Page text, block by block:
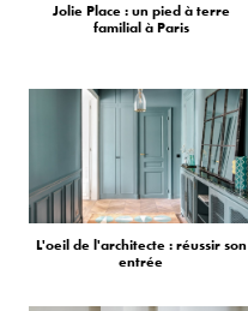
Jolie Place : un pied à terre
familial à Paris
L'oeil de l'architecte : réussir son
entrée